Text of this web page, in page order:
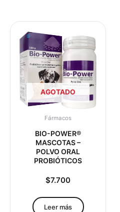
AGOTADO
Fármacos
BIO-POWER®
MASCOTAS –
POLVO ORAL
PROBIÓTICOS
$7.700
Leer más